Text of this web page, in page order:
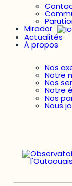
Mirador
Actualités
À propos
Nos
Notre
Nos
Notre
Nos
Nous